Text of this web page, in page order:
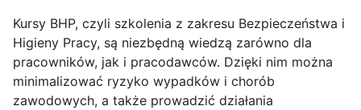
Kursy BHP, czyli szkolenia z zakresu Bezpieczeństwa i
Higieny Pracy, są niezbędną wiedzą zarówno dla
pracowników, jak i pracodawców. Dzięki nim można
minimalizować ryzyko wypadków i chorób
zawodowych, a także prowadzić działania